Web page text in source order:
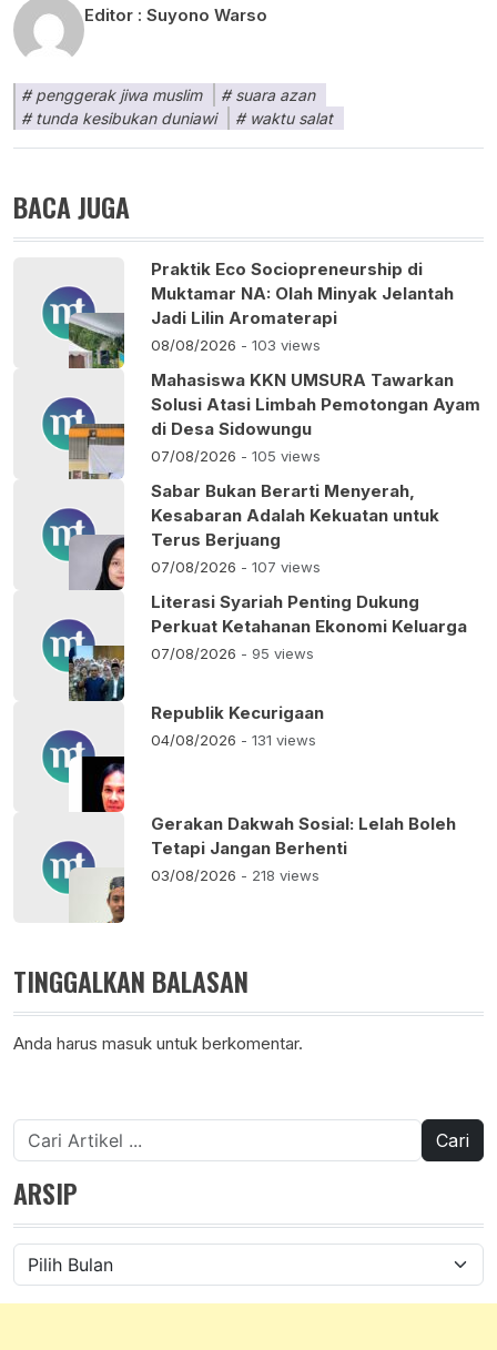
Editor : Suyono Warso
penggerak jiwa muslim
suara azan
tunda kesibukan duniawi
waktu salat
BACA JUGA
Praktik Eco Sociopreneurship di
Muktamar NA: Olah Minyak Jelantah
Jadi Lilin Aromaterapi
08/08/2026 - 103 views
Mahasiswa KKN UMSURA Tawarkan
Solusi Atasi Limbah Pemotongan Ayam
di Desa Sidowungu
07/08/2026 - 105 views
Sabar Bukan Berarti Menyerah,
Kesabaran Adalah Kekuatan untuk
Terus Berjuang
07/08/2026 - 107 views
Literasi Syariah Penting Dukung
Perkuat Ketahanan Ekonomi Keluarga
07/08/2026 - 95 views
Republik Kecurigaan
04/08/2026 - 131 views
Gerakan Dakwah Sosial: Lelah Boleh
Tetapi Jangan Berhenti
03/08/2026 - 218 views
TINGGALKAN BALASAN
Anda harus masuk untuk berkomentar.
Cari
untuk:
ARSIP
Arsip